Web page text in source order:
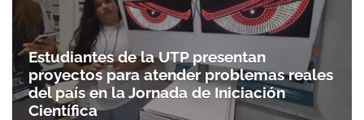
Estudiantes de la UTP presentan
proyectos para atender problemas reales
del país en la Jornada de Iniciación
Científica